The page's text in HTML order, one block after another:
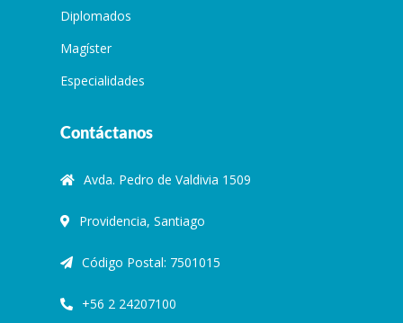
Diplomados
Magíster
Especialidades
Contáctanos
Avda. Pedro de Valdivia 1509
Providencia, Santiago
Código Postal: 7501015
+56 2 24207100